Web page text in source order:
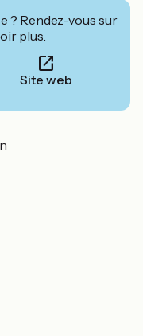
? Rendez-vous sur
plus.
Site web